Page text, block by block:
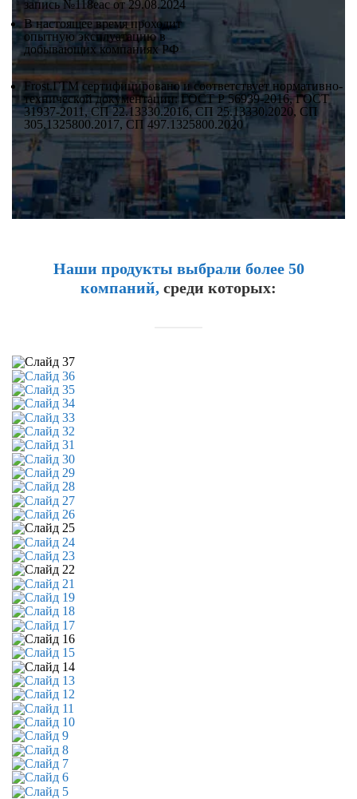
запись №118eac от 29.08.2024
В настоящее время проходит
опытную эксплуатацию в
добывающих компаниях РФ
Frost.ГТМ сертифицировано и соответствует нормативно-
технической документации: ГОСТ Р 56939-2016, ГОСТ
31937-2011, СП 22.13330.2016, СП 25.13330.2020, СП
305.1325800.2017, СП 497.1325800.2020
Наши продукты выбрали более 50
компаний, среди которых: